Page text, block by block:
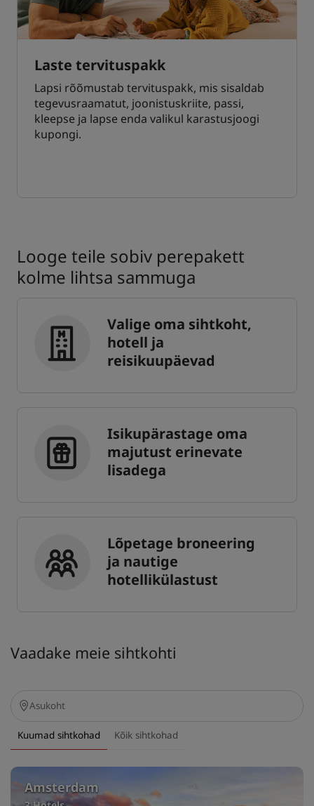
Laste tervituspakk
Lapsi rõõmustab tervituspakk, mis sisaldab
tegevusraamatut, joonistuskriite, passi,
kleepse ja lapse enda valikul karastusjoogi
kupongi.
Looge teile sobiv perepakett
kolme lihtsa sammuga
Valige oma sihtkoht,
hotell ja
reisikuupäevad
Isikupärastage oma
majutust erinevate
lisadega
Lõpetage broneering
ja nautige
hotellikülastust
Vaadake meie sihtkohti
Kuumad sihtkohad Kõik sihtkohad
Amsterdam